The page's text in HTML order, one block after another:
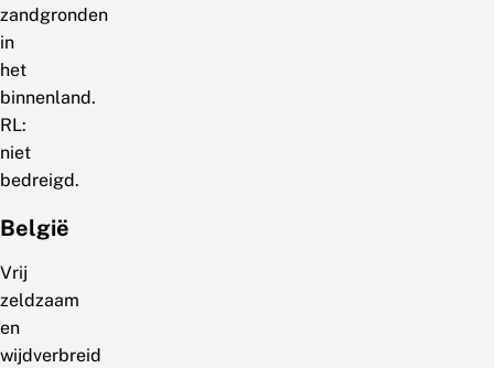
zandgronden
in
het
binnenland.
RL:
niet
bedreigd.
België
Vrij
zeldzaam
en
wijdverbreid